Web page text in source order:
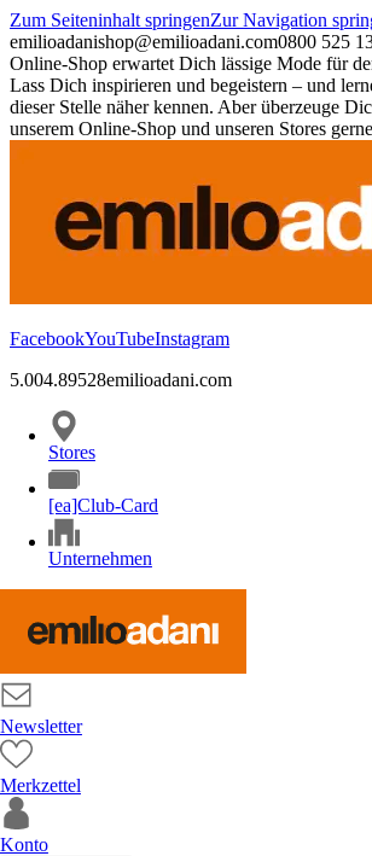
Zum Seiteninhalt springenZur Navigation
emilioadanishop@emilioadani.com0800 525
Online-Shop erwartet Dich lässige Mode für
Lass Dich inspirieren und begeistern – und
dieser Stelle näher kennen. Aber überzeuge
unserem Online-Shop und unseren Stores
FacebookYouTubeInstagram
5.004.89528emilioadani.com
Stores
[ea]Club-Card
Unternehmen
Newsletter
Merkzettel
Konto